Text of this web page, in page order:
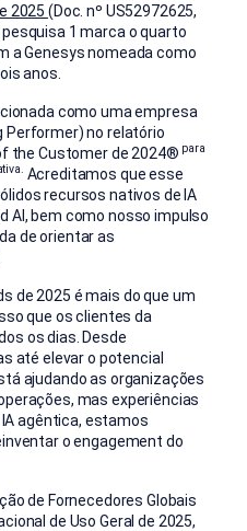
2025 (Doc. nº US52972625,
1 marca o quarto
a Genesys nomeada como
anos.
como uma empresa
Performer) no relatório
the Customer de 2024® para
Acreditamos que esse
recursos nativos de IA
AI, bem como nosso impulso
de orientar as
de 2025 é mais do que um
que os clientes da
os dias. Desde
até elevar o potencial
ajudando as organizações
mas experiências
agêntica, estamos
o engagement do
de Fornecedores Globais
de Uso Geral de 2025,